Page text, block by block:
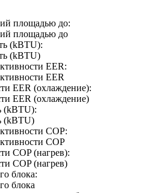
площадью до:
площадью до
(kBTU):
(kBTU)
EER:
EER
EER (охлаждение):
EER (охлаждение)
(kBTU):
(kBTU)
COP:
COP
COP (нагрев):
COP (нагрев)
блока:
блока